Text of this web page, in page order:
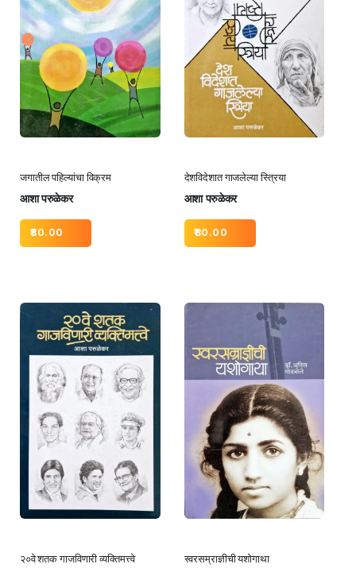
जगातील पहिल्यांचा विक्रम
आशा परुळेकर
80.00
देशविदेशात गाजलेल्या स्त्रिया
आशा परुळेकर
80.00
२०वे शतक गाजविणारी व्यक्तिमत्त्वे स्वरसम्राज्ञीची यशोगाथा